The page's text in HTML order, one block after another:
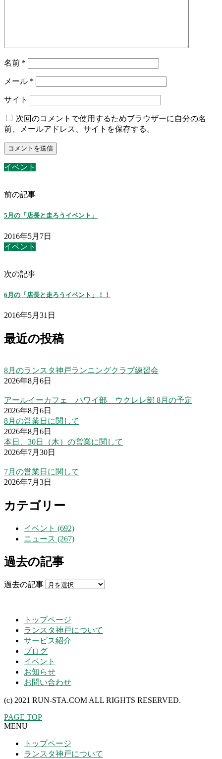
名前 *
メール *
サイト
次回のコメントで使用するためブラウザーに自分の名
前、メールアドレス、サイトを保存する。
イベント
前の記事
5月の「店長と走ろうイベント」
2016年5月7日
イベント
次の記事
6月の「店長と走ろうイベント」！！
2016年5月31日
最近の投稿
8月のランスタ神戸ランニングクラブ練習会
2026年8月6日
アールイーカフェ ハワイ部 ウクレレ部 8月の予定
2026年8月6日
8月の営業日に関して
2026年8月6日
本日、30日（木）の営業に関して
2026年7月30日
7月の営業日に関して
2026年7月3日
カテゴリー
イベント (692)
ニュース (267)
過去の記事
過去の記事
トップページ
ランスタ神戸について
サービス紹介
ブログ
イベント
お知らせ
お問い合わせ
(c) 2021 RUN-STA.COM ALL RIGHTS RESERVED.
PAGE TOP
MENU
トップページ
ランスタ神戸について